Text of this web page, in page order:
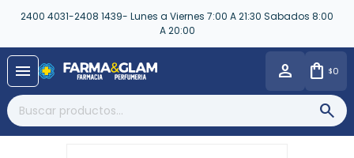
2400 4031-2408 1439- Lunes a Viernes 7:00 A 21:30 Sabados 8:00
A 20:00
menu $0